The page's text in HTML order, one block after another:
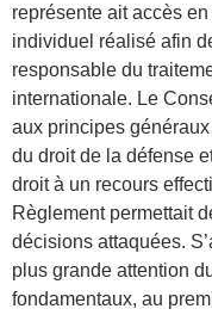
représente ait accès
individuel réalisé afin
responsable du
internationale. Le
aux principes
du droit de la défense
droit à un recours
Règlement permettait
décisions attaquées.
plus grande attention
fondamentaux, au